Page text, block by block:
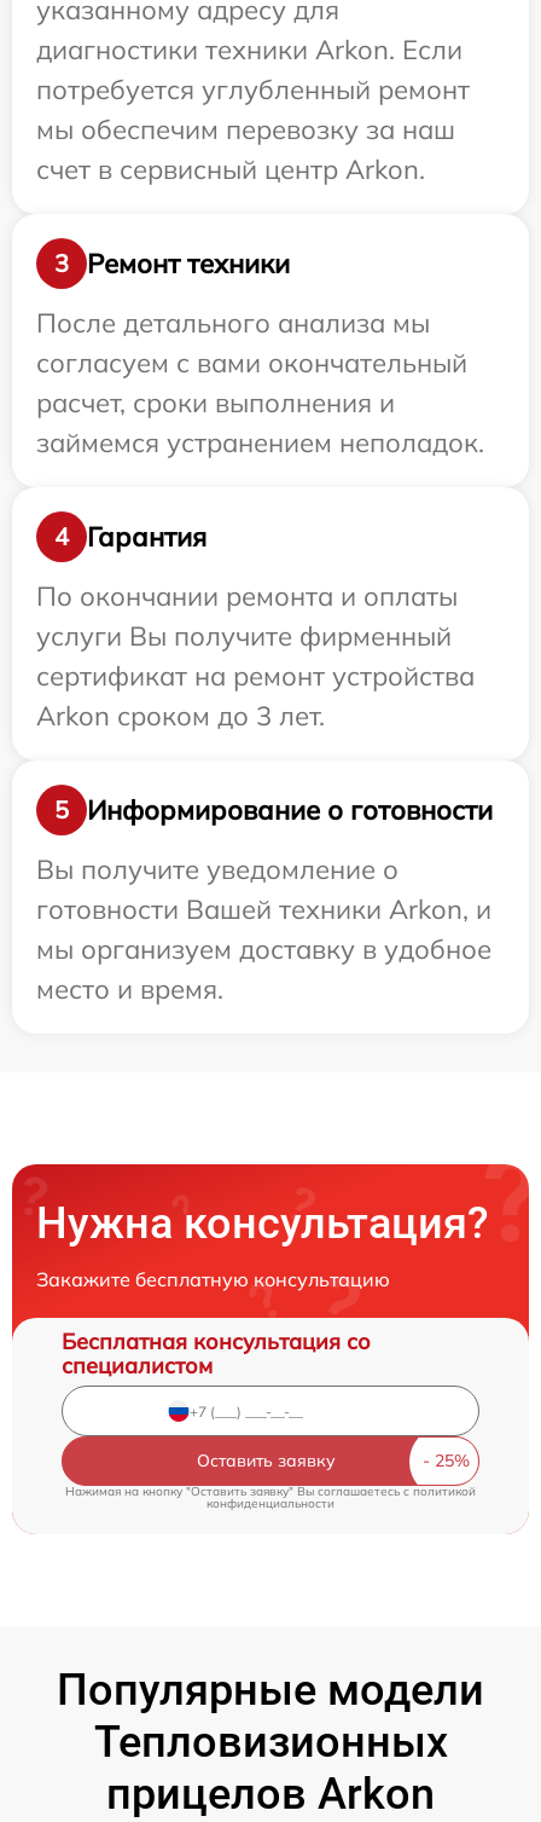
указанному адресу для
диагностики техники Arkon. Если
потребуется углубленный ремонт
мы обеспечим перевозку за наш
счет в сервисный центр Arkon.
3
Ремонт техники
После детального анализа мы
согласуем с вами окончательный
расчет, сроки выполнения и
займемся устранением неполадок.
4
Гарантия
По окончании ремонта и оплаты
услуги Вы получите фирменный
сертификат на ремонт устройства
Arkon сроком до 3 лет.
5
Информирование о готовности
Вы получите уведомление о
готовности Вашей техники Arkon, и
мы организуем доставку в удобное
место и время.
Нужна консультация?
Закажите бесплатную консультацию
Бесплатная консультация со
специалистом
Оставить заявку
Нажимая на кнопку "Оставить заявку" Вы соглашаетесь c политикой
конфиденциальности
Популярные модели
Тепловизионных
прицелов Arkon